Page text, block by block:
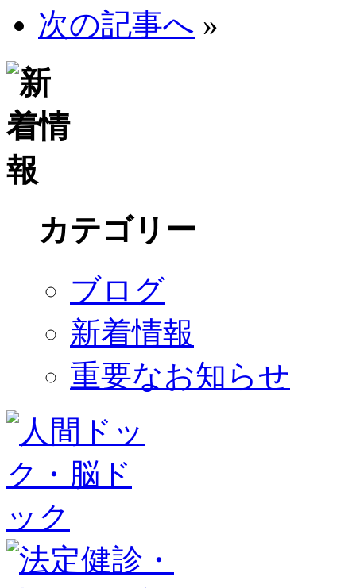
次の記事へ »
カテゴリー
ブログ
新着情報
重要なお知らせ